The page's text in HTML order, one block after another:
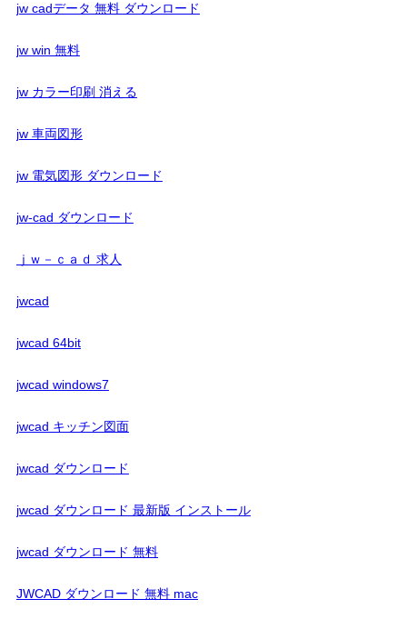
jw cadデータ 無料 ダウンロード
jw win 無料
jw カラー印刷 消える
jw 車両図形
jw 電気図形 ダウンロード
jw-cad ダウンロード
ｊｗ－ｃａｄ 求人
jwcad
jwcad 64bit
jwcad windows7
jwcad キッチン図面
jwcad ダウンロード
jwcad ダウンロード 最新版 インストール
jwcad ダウンロード 無料
JWCAD ダウンロード 無料 mac